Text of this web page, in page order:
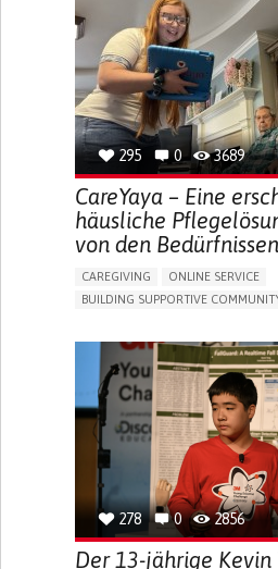
295 0 3689
CareYaya – Eine
häusliche
von den
CAREGIVING
ONLINE SERVICE
BUILDING SUPPORTIVE
GENERAL AND FAMILY MEDICINE
CAREGIVER SUPPORT
UNITED
278 0 2856
Der 13-jährige Kevin